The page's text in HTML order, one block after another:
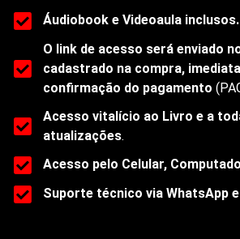
Áudiobook e Videoaula inclusos.
O link de acesso será enviado
cadastrado na compra,
confirmação do pagamento
Acesso vitalício ao Livro e a
atualizações.
Acesso pelo Celular,
Suporte técnico via WhatsApp